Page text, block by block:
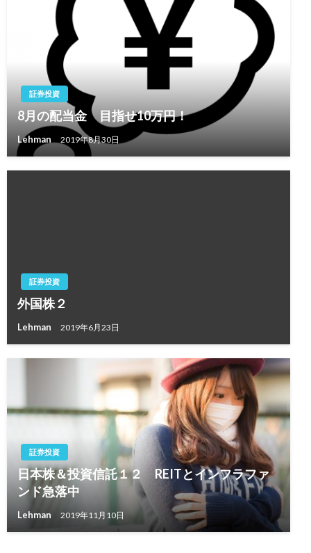
証券投資
8月の配当金 目指せ10万円！
Lehman 2019年8月30日
証券投資
外国株２
Lehman 2019年6月23日
証券投資
日本株＆投資信託１２ REITとインフラファ
ンド急落中
Lehman 2019年11月10日